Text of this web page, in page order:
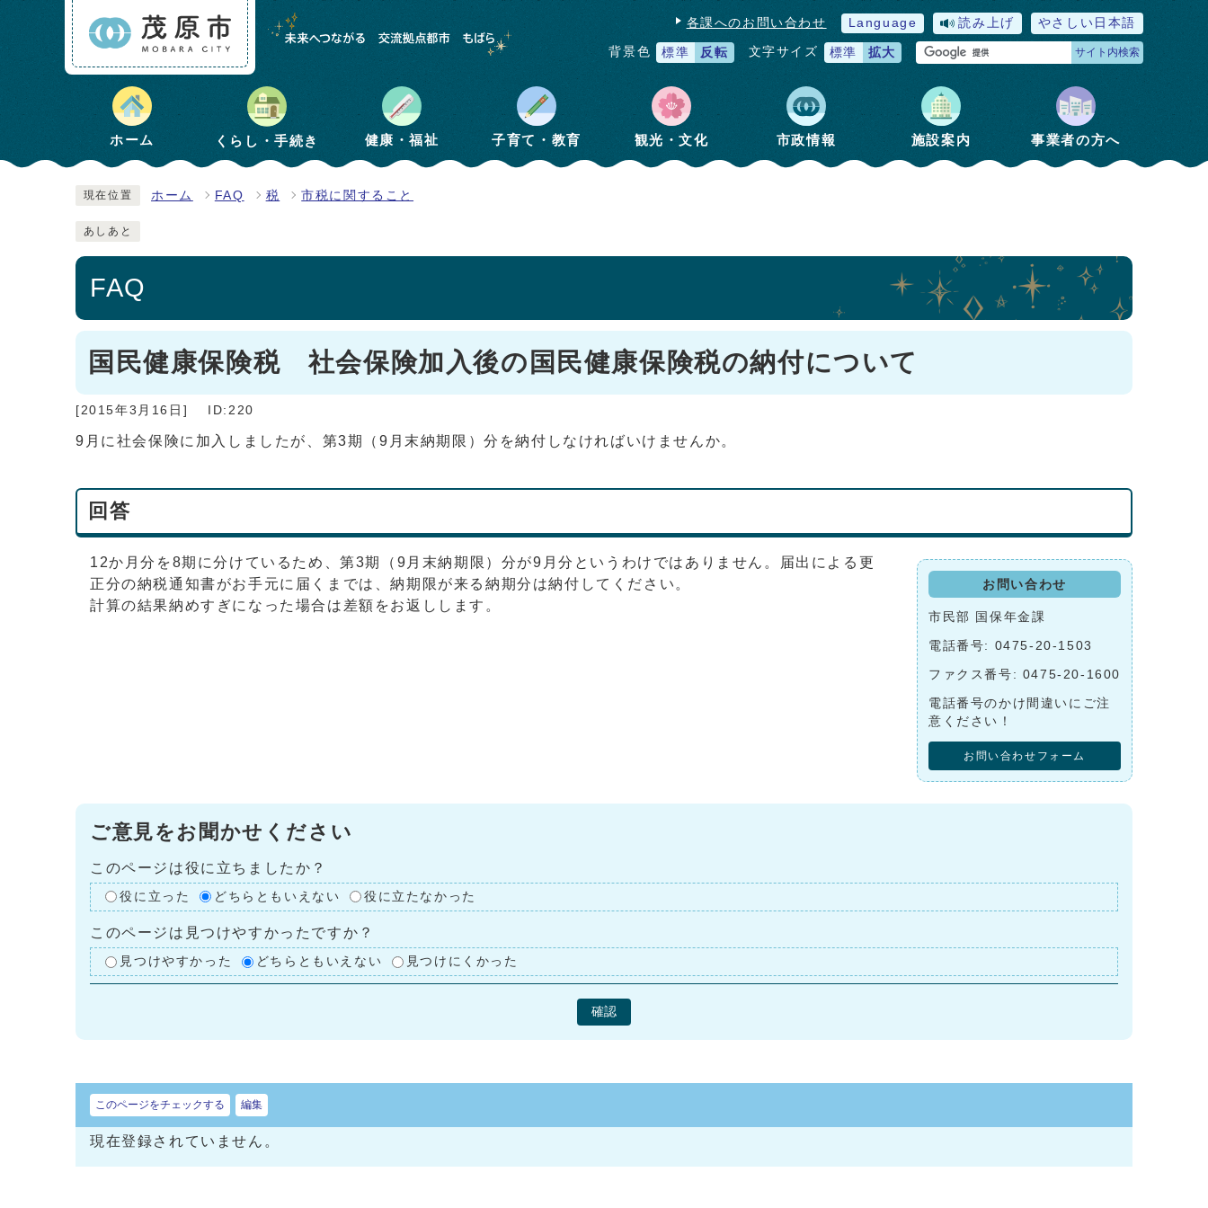
各課へのお問い合わせ Language 読み上げ やさしい日本語
背景色 標準 反転 文字サイズ 標準 拡大 サイト内検索
ホーム くらし・手続き 健康・福祉 子育て・教育 観光・文化 市政情報 施設案内 事業者の方へ
現在位置 ホーム FAQ 税 市税に関すること
あしあと
FAQ
国民健康保険税 社会保険加入後の国民健康保険税の納付について
[2015年3月16日] ID:220
9月に社会保険に加入しましたが、第3期（9月末納期限）分を納付しなければいけませんか。
回答
12か月分を8期に分けているため、第3期（9月末納期限）分が9月分というわけではありません。届出による更
正分の納税通知書がお手元に届くまでは、納期限が来る納期分は納付してください。
計算の結果納めすぎになった場合は差額をお返しします。
お問い合わせ
市民部 国保年金課
電話番号: 0475-20-1503
ファクス番号: 0475-20-1600
電話番号のかけ間違いにご注
意ください！
お問い合わせフォーム
ご意見をお聞かせください
このページは役に立ちましたか？
役に立った どちらともいえない 役に立たなかった
このページは見つけやすかったですか？
見つけやすかった どちらともいえない 見つけにくかった
確認
このページをチェックする 編集
現在登録されていません。